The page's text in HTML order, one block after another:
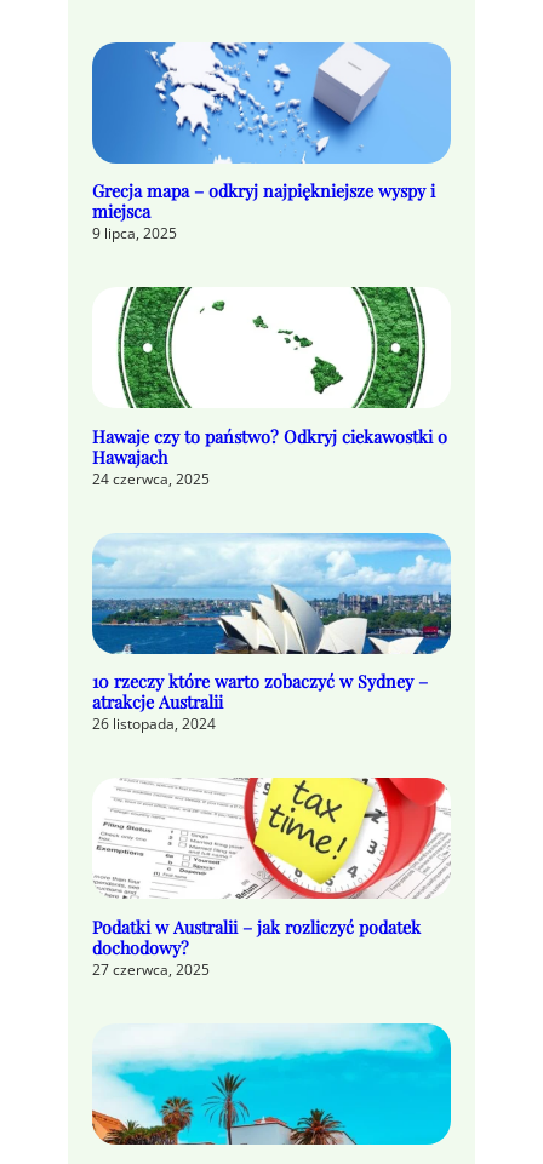
Grecja mapa – odkryj najpiękniejsze wyspy i
miejsca
9 lipca, 2025
Hawaje czy to państwo? Odkryj ciekawostki o
Hawajach
24 czerwca, 2025
10 rzeczy które warto zobaczyć w Sydney –
atrakcje Australii
26 listopada, 2024
Podatki w Australii – jak rozliczyć podatek
dochodowy?
27 czerwca, 2025